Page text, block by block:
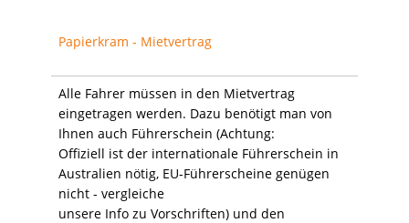
Papierkram - Mietvertrag
Alle Fahrer müssen in den Mietvertrag
eingetragen werden. Dazu benötigt man von
Ihnen auch Führerschein (Achtung:
Offiziell ist der internationale Führerschein in
Australien nötig, EU-Führerscheine genügen
nicht - vergleiche
unsere Info zu Vorschriften) und den